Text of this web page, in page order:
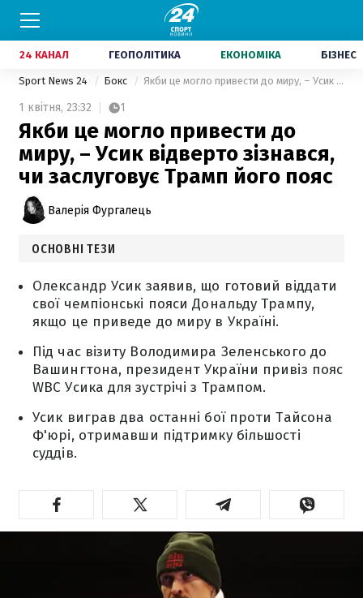
24 КАНАЛ ГЕОПОЛІТИКА ЕКОНОМІКА БІЗНЕС
Sport News 24 Бокс Якби це могло привести до миру, – Усик відверто зізнався, чи заслуговує Трамп його пояс
1 квітня, 23:32 1
Якби це могло привести до
миру, – Усик відверто зізнався,
чи заслуговує Трамп його пояс
Валерія Фургалець
ОСНОВНІ ТЕЗИ
Олександр Усик заявив, що готовий віддати
свої чемпіонські пояси Дональду Трампу,
якщо це приведе до миру в Україні.
Під час візиту Володимира Зеленського до
Вашингтона, президент України привіз пояс
WBC Усика для зустрічі з Трампом.
Усик виграв два останні бої проти Тайсона
Ф'юрі, отримавши підтримку більшості
суддів.